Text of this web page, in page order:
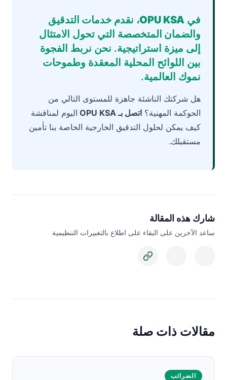
في OPU KSA، نقدم خدمات التدقيق
والضمان المتخصصة التي تحول الامتثال
إلى ميزة استراتيجية. نحن نربط الفجوة
بين اللوائح المحلية المعقدة وطموحات
نموك العالمية.
هل شركتك الناشئة جاهزة للمستوى التالي من
الحوكمة المهنية؟ اتصل بـ OPU KSA
اليوم لمناقشة
كيف يمكن لحلول التدقيق الخارجية الخاصة بنا تأمين
مستقبلك.
شارك هذه المقالة
ساعد الآخرين على البقاء على اطلاع بالتغييرات التنظيمية
مقالات ذات صلة
الضرائب